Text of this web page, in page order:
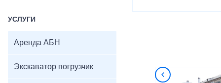
УСЛУГИ
Аренда АБН
Экскаватор погрузчик